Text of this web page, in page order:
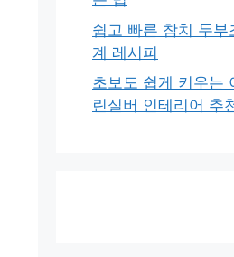
쉽고 빠른 참치 두
계 레시피
초보도 쉽게 키우는
린실버 인테리어 추